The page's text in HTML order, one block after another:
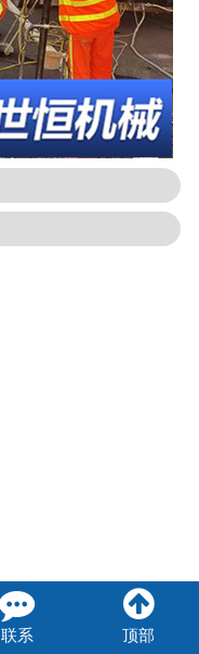
资讯动态
联系我们
联系 顶部